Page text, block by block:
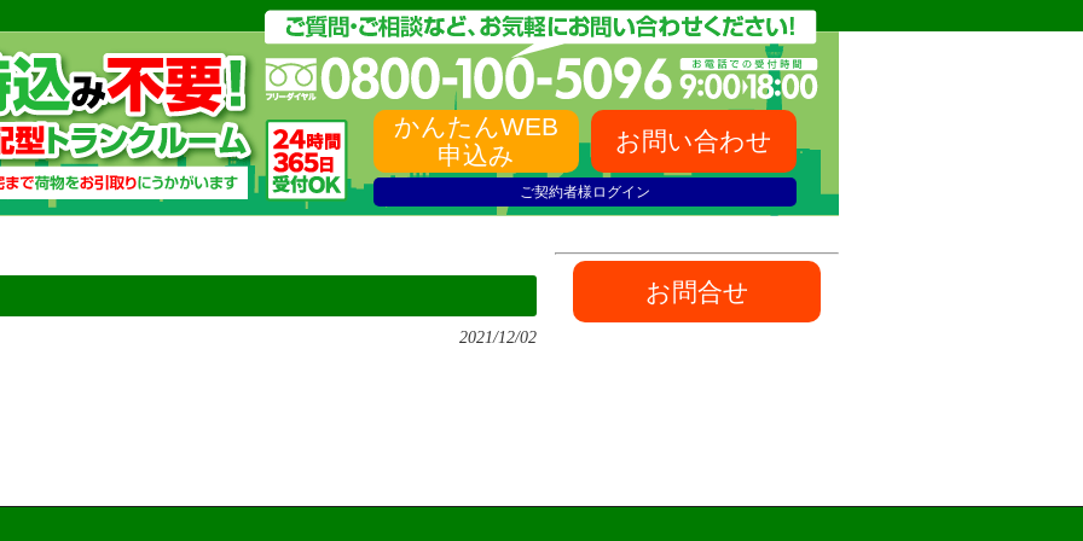
かんたんWEB
申込み
お問い合わせ
ご契約者様ログイン
2021/12/02
お問合せ